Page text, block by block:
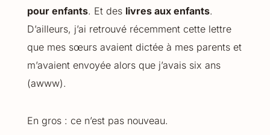
pour enfants. Et des livres aux enfants.
D’ailleurs, j’ai retrouvé récemment cette lettre
que mes sœurs avaient dictée à mes parents et
m’avaient envoyée alors que j’avais six ans
(awww).
En gros : ce n’est pas nouveau.